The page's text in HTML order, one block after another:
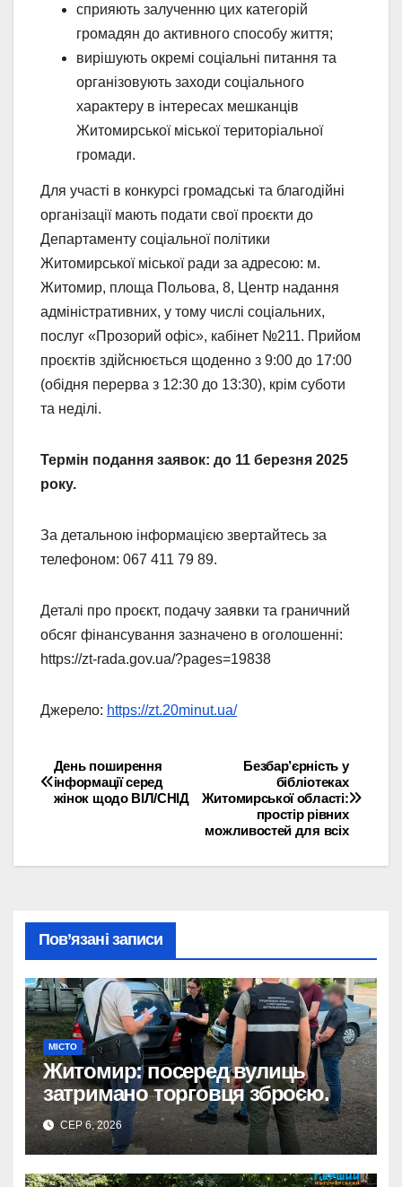
сприяють залученню цих категорій
громадян до активного способу життя;
вирішують окремі соціальні питання та
організовують заходи соціального
характеру в інтересах мешканців
Житомирської міської територіальної
громади.
Для участі в конкурсі громадські та благодійні
організації мають подати свої проєкти до
Департаменту соціальної політики
Житомирської міської ради за адресою: м.
Житомир, площа Польова, 8, Центр надання
адміністративних, у тому числі соціальних,
послуг «Прозорий офіс», кабінет №211. Прийом
проєктів здійснюється щоденно з 9:00 до 17:00
(обідня перерва з 12:30 до 13:30), крім суботи
та неділі.
Термін подання заявок: до 11 березня 2025
року.
За детальною інформацією звертайтесь за
телефоном: 067 411 79 89.
Деталі про проєкт, подачу заявки та граничний
обсяг фінансування зазначено в оголошенні:
https://zt-rada.gov.ua/?pages=19838
Джерело: https://zt.20minut.ua/
Навігація
записів
Безбар’єрність у
бібліотеках
Житомирської області:
простір рівних
можливостей для всіх
День поширення
інформації серед
жінок щодо ВІЛ/СНІД
Пов’язані записи
МІСТО
Житомир: посеред вулиць
затримано торговця зброєю.
СЕР 6, 2026